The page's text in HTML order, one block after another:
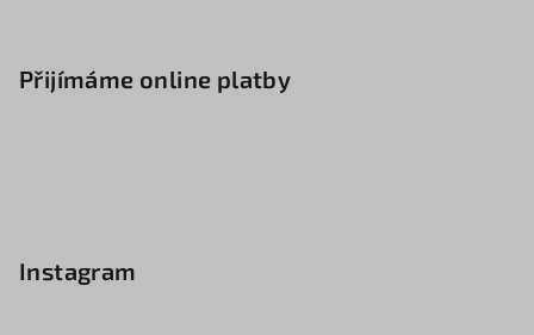
Přijímáme online platby
Instagram